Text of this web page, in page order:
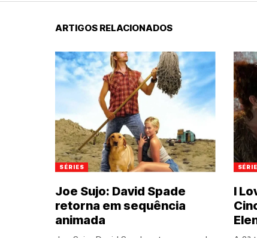
ARTIGOS RELACIONADOS
SÉRIES
Joe Sujo: David Spade
retorna em sequência
animada
I